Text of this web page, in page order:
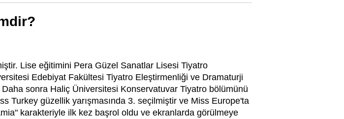
Lise eğitimini Pera Güzel Sanatlar Lisesi Tiyatro
Edebiyat Fakültesi Tiyatro Eleştirmenliği ve Dramaturji
sonra Haliç Üniversitesi Konservatuvar Tiyatro bölümünü
Turkey güzellik yarışmasında 3. seçilmiştir ve Miss Europe'ta
karakteriyle ilk kez başrol oldu ve ekranlarda görülmeye